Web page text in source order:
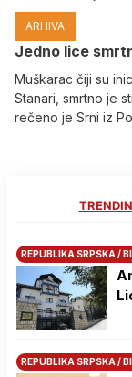
ARHIVA
Јedno lice
Muškarac čiji su
Stanari, smrtno je
rečeno je Srni iz
REPUBLIKA SRPSKA /
REPUBLIKA SRPSKA /